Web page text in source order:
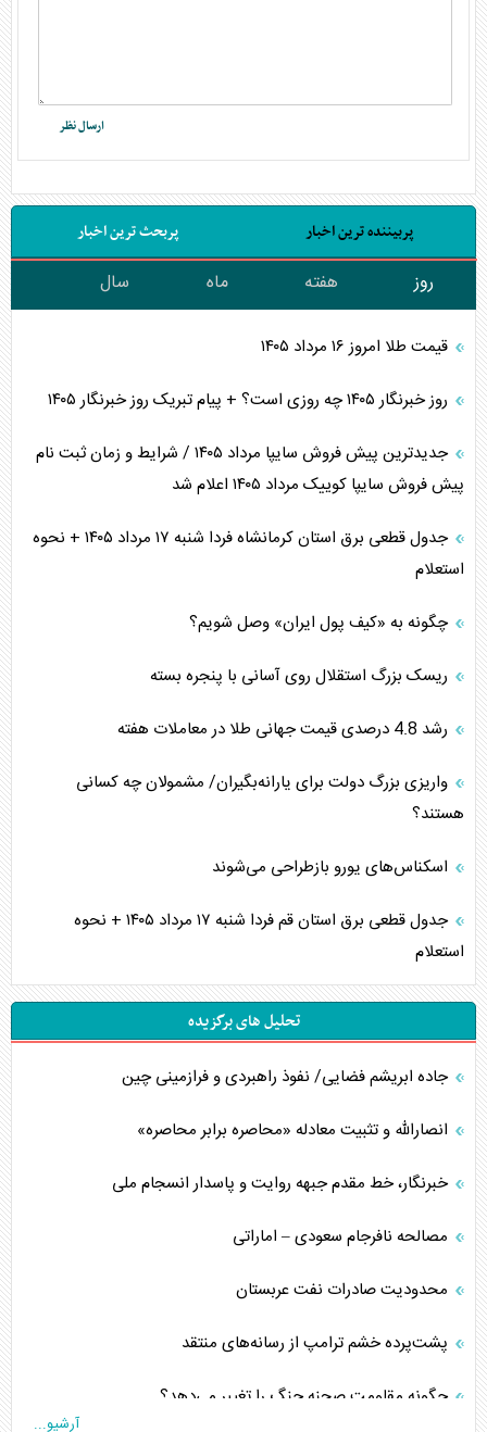
پربیننده ترین اخبار پربحث ترین اخبار
روز هفته ماه سال
قیمت طلا امروز ۱۶ مرداد ۱۴۰۵
روز خبرنگار ۱۴۰۵ چه روزی است؟ + پیام تبریک روز خبرنگار ۱۴۰۵
جدیدترین پیش فروش سایپا مرداد ۱۴۰۵ / شرایط و زمان ثبت نام
پیش فروش سایپا کوییک مرداد ۱۴۰۵ اعلام شد
جدول قطعی برق استان کرمانشاه فردا شنبه ۱۷ مرداد ۱۴۰۵ + نحوه
استعلام
چگونه به «کیف پول ایران» وصل شویم؟
ریسک بزرگ استقلال روی آسانی با پنجره بسته
رشد 4.8 درصدی قیمت جهانی طلا در معاملات هفته
واریزی بزرگ دولت برای یارانه‌بگیران/ مشمولان چه کسانی
هستند؟
اسکناس‌های یورو بازطراحی می‌شوند
جدول قطعی برق استان قم فردا شنبه ۱۷ مرداد ۱۴۰۵ + نحوه
استعلام
تحلیل های برگزیده
جاده ابریشم فضایی/ نفوذ راهبردی و فرازمینی چین
انصارالله و تثبیت معادله «محاصره برابر محاصره»
خبرنگار، خط مقدم جبهه روایت و پاسدار انسجام ملی
مصالحه نافرجام سعودی – اماراتی
محدودیت صادرات نفت عربستان
پشت‌پرده خشم ترامپ از رسانه‌های منتقد
چگونه مقاومت صحنه جنگ را تغییر می‌دهد؟
آرشیو...